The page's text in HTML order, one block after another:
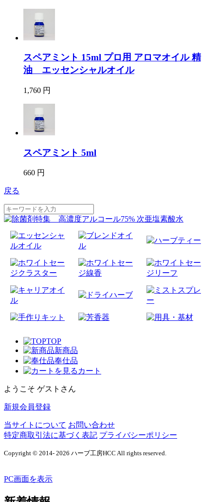
スペアミント 15ml プロ用 アロマオイル 精
油 エッセンシャルオイル
1,760 円
スペアミント 5ml
660 円
戻る
TOP
新商品
奉仕品
カート
ようこそ ゲストさん
新規会員登録
当サイトについて お問い合わせ
特定商取引法に基づく表記 プライバシーポリシー
Copyright © 2014- 2026 ハーブ工房HCC All rights reserved.
PC画面を表示